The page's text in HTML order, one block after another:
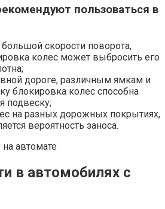
пользоваться в
скорости поворота,
колес может выбросить его
дороге, различным ямкам и
блокировка колес способна
подвеску;
на разных дорожных покрытиях,
вероятность заноса.
в автомобилях с